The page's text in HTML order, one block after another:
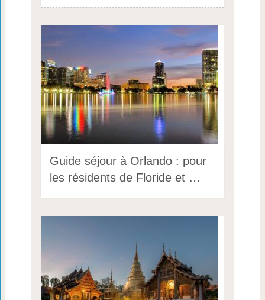
Guide séjour à Orlando : pour
les résidents de Floride et …